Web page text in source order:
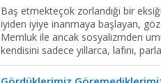
Baş etmekteçok zorlandığı bir
iyiden iyiye inanmaya başlayan, göz
Memluk ile ancak sosyalizmden
kendisini sadece yıllarca, lafını,